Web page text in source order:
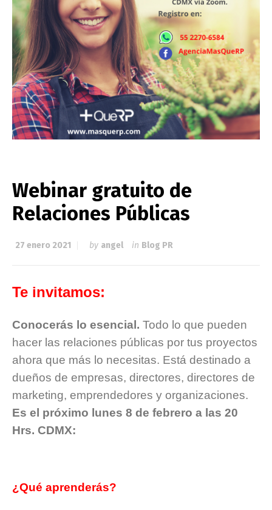
Webinar gratuito de
Relaciones Públicas
27 enero 2021 by angel in Blog PR
Te invitamos:
Conocerás lo esencial. Todo lo que pueden
hacer las relaciones públicas por tus proyectos
ahora que más lo necesitas. Está destinado a
dueños de empresas, directores, directores de
marketing, emprendedores y organizaciones.
Es el próximo lunes 8 de febrero a las 20
Hrs. CDMX:
¿Qué aprenderás?